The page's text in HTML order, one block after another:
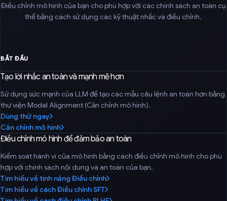
Điều chỉnh mô hình của bạn cho phù hợp với các chính sách an toàn cụ
thể bằng cách sử dụng các kỹ thuật nhắc và điều chỉnh.
BẮT ĐẦU
Tạo lời nhắc an toàn và mạnh mẽ hơn
Sử dụng sức mạnh của LLM để tạo các mẫu câu lệnh an toàn hơn bằng
thư viện Model Alignment (Căn chỉnh mô hình).
Dùng thử ngay
Căn chỉnh mô hình
Điều chỉnh mô hình để đảm bảo an toàn
Kiểm soát hành vi của mô hình bằng cách điều chỉnh mô hình cho phù
hợp với chính sách nội dung và an toàn của bạn.
Tìm hiểu về tính năng Điều chỉnh
Tìm hiểu về cách Điều chỉnh SFT